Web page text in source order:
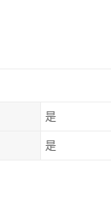
是
是